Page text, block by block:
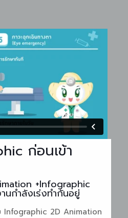
ก่อนเข้า
+Infographic
นกำลังเร่งทำกันอยู่
2D Animation